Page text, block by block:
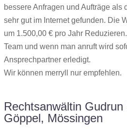
bessere Anfragen und Aufträge als
sehr gut im Internet gefunden. Die
um 1.500,00 € pro Jahr
Team und wenn man anruft wird
Ansprechpartner erledigt.
Wir können merryll nur empfehlen.
Rechtsanwältin
Göppel, Mössingen